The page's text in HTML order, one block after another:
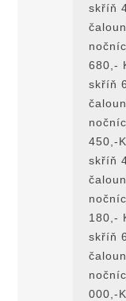
skříň
680,-
skříň
450,-
skříň
180,-
skříň
000,-